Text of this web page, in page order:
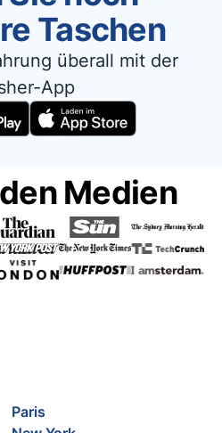
Taschen
überall mit der
App
Medien
Paris